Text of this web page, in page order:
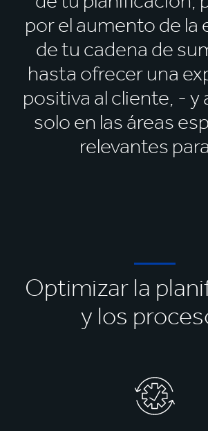
por el aumento de la
de tu cadena de
hasta ofrecer una
positiva al cliente, -
solo en las áreas
relevantes
Optimizar la
y los